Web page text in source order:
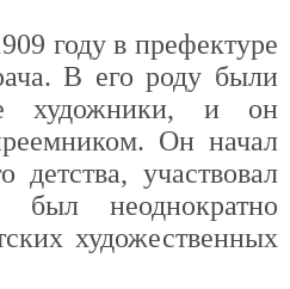
году в префектуре
В его роду были
художники, и он
Он начал
детства, участвовал
неоднократно
художественных